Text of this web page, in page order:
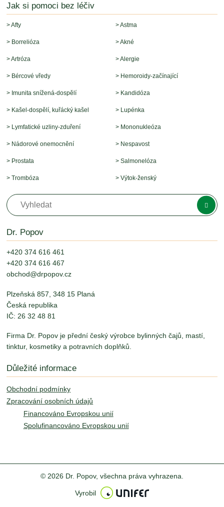
Dr. Popov
+420 374 616 461
+420 374 616 467
obchod@drpopov.cz
Plzeňská 857, 348 15 Planá
Česká republika
IČ: 26 32 48 81
Firma Dr. Popov je přední český výrobce bylinných čajů, mastí,
tinktur, kosmetiky a potravních doplňků.
Jak si pomoci bez léčiv
> Afty > Astma
> Borrelióza > Akné
> Artróza > Alergie
> Bércové vředy > Hemoroidy-začínající
> Imunita snížená-dospělí > Kandidóza
> Kašel-dospělí, kuřácký kašel > Lupénka
> Lymfatické uzliny-zduření > Mononukleóza
> Nádorové onemocnění > Nespavost
> Prostata > Salmonelóza
> Trombóza > Výtok-ženský
Důležité informace
Obchodní podmínky
Zpracování osobních údajů
Financováno Evropskou unií
Spolufinancováno Evropskou unií
© 2026 Dr. Popov, všechna práva vyhrazena.
Vyrobil